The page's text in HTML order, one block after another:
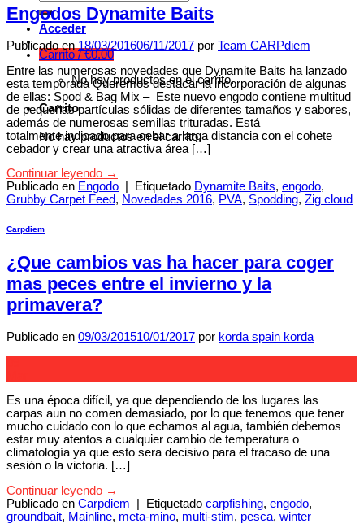
Acceder
Carrito /€0.00
No hay productos en el carrito.
Carrito
No hay productos en el carrito.
Engodos Dynamite Baits
Publicado en18/03/201606/11/2017 por Team CARPdiem
Entre las numerosas novedades que Dynamite Baits ha lanzado
esta temporada Queremos destacar la incorporación de algunas
de ellas: Spod & Bag Mix – Este nuevo engodo contiene multitud
de pequeñas partículas sólidas de diferentes tamaños y sabores,
además de numerosas semillas trituradas. Está
totalmente indicado para cebar a larga distancia con el cohete
cebador y crear una atractiva área […]
Continuar leyendo →
Publicado en Engodo Etiquetado Dynamite Baits, engodo,
Grubby Carpet Feed, Novedades 2016, PVA, Spodding, Zig cloud
Carpdiem
¿Que cambios vas ha hacer para coger
mas peces entre el invierno y la
primavera?
Publicado en 09/03/201510/01/2017 por korda spain korda
Es una época difícil, ya que dependiendo de los lugares las
carpas aun no comen demasiado, por lo que tenemos que tener
mucho cuidado con lo que echamos al agua, también debemos
estar muy atentos a cualquier cambio de temperatura o
climatología ya que esto sera decisivo para el fracaso de una
sesión o la victoria. […]
Continuar leyendo →
Publicado en Carpdiem Etiquetado carpfishing, engodo,
groundbait, Mainline, meta-mino, multi-stim, pesca, winter